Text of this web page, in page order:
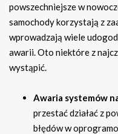
powszechniejsze w
samochody korzystają z
wprowadzają wiele
awarii. Oto niektóre z
wystąpić.
Awaria systemów
przestać działać z
błędów w